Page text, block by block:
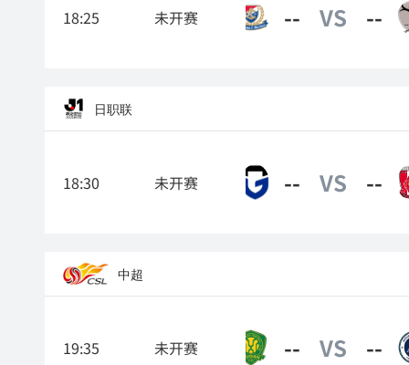
18:25 未开赛
横滨水手 -- VS --
日职联
18:30 未开赛大阪钢巴 -- VS --
中超
19:35 未开赛
北京国安 -- VS --